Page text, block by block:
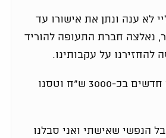
לא ענה ונתן את אישורו עד
נאלצה חברת התעופה להוריד
להחזירנו על עקבותינו.
רכשנו זוג כרטיסים חדשים בכ-3000 ש"ח וטסנו
הנפשי שאישתי ואני סבלנו